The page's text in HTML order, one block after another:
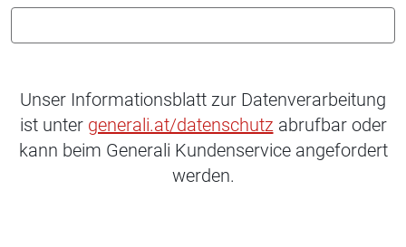
Unser Informationsblatt zur Datenverarbeitung
ist unter generali.at/datenschutz abrufbar oder
kann beim Generali Kundenservice angefordert
werden.